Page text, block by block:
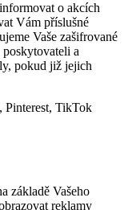
o akcích
Vám příslušné
Vaše zašifrované
a
pokud již jejich
TikTok
základě Vašeho
reklamy